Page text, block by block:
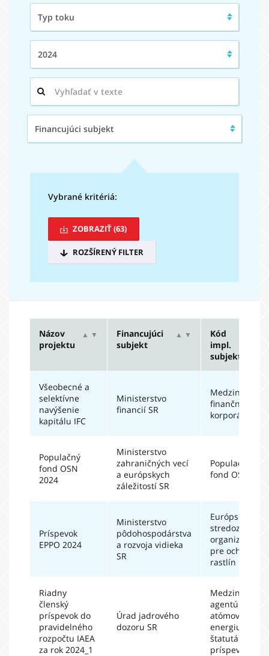
Typ
toku:
Typ toku
Rok:
2024
Hľadaný
výraz:
Financujúci
subjekt:
Financujúci subjekt
Vybrané kritériá:
ZOBRAZIŤ(63)
ROZŠÍRENÝ FILTER
Názov
projektu
▲ ▼
Financujúci
subjekt
▲ ▼
Kód
impl.
subjektu
Všeobecné a
selektívne
navýšenie
kapitálu IFC
Ministerstvo
financií SR
Medzinárodná
finančná
korporácia
Populačný
fond OSN
2024
Ministerstvo
zahraničných vecí
a európskych
záležitostí SR
Populačný
fond OSN
Príspevok
EPPO 2024
Ministerstvo
pôdohospodárstva
a rozvoja vidieka
SR
Európska a
stredozemná
organizácia
pre ochranu
rastlín
Riadny
členský
príspevok do
pravidelného
rozpočtu IAEA
za rok 2024_1
Úrad jadrového
dozoru SR
Medzinárodná
agentúra pre
atómovú
energiu -
štatutárne
príspevky